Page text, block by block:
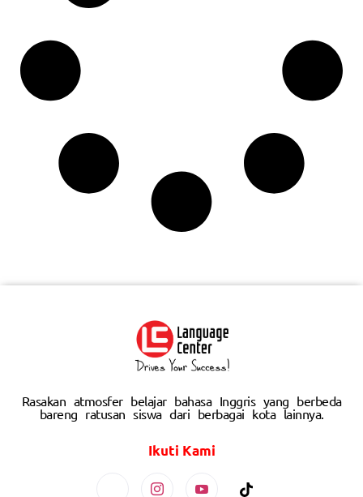
Rasakan atmosfer belajar bahasa Inggris yang berbeda
bareng ratusan siswa dari berbagai kota lainnya.
Ikuti Kami